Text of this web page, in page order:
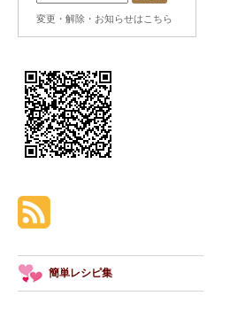
変更・解除・お知らせはこちら
簡単レシピ集